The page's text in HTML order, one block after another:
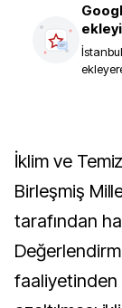
İklim ve Temiz Hava Koalisyonu (CCAC) ile
Birleşmiş
tarafından
faaliyetinden